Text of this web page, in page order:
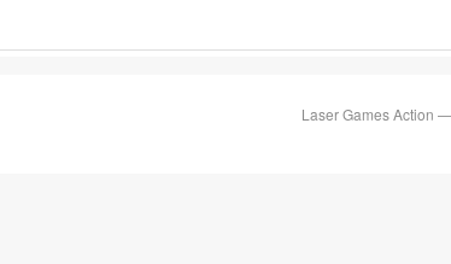
Laser Games Action